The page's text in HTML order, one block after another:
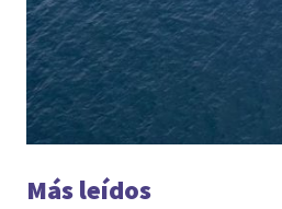
Más leídos